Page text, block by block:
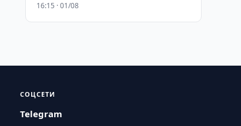
16:15 · 01/08
СОЦСЕТИ
Telegram